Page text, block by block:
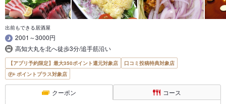
出前もできる居酒屋
2001～3000円
高知大丸を北へ徒歩3分/追手筋沿い
【アプリ予約限定】最大350ポイント還元対象店
口コミ投稿特典対象店
ポイントプラス対象店
クーポン コース